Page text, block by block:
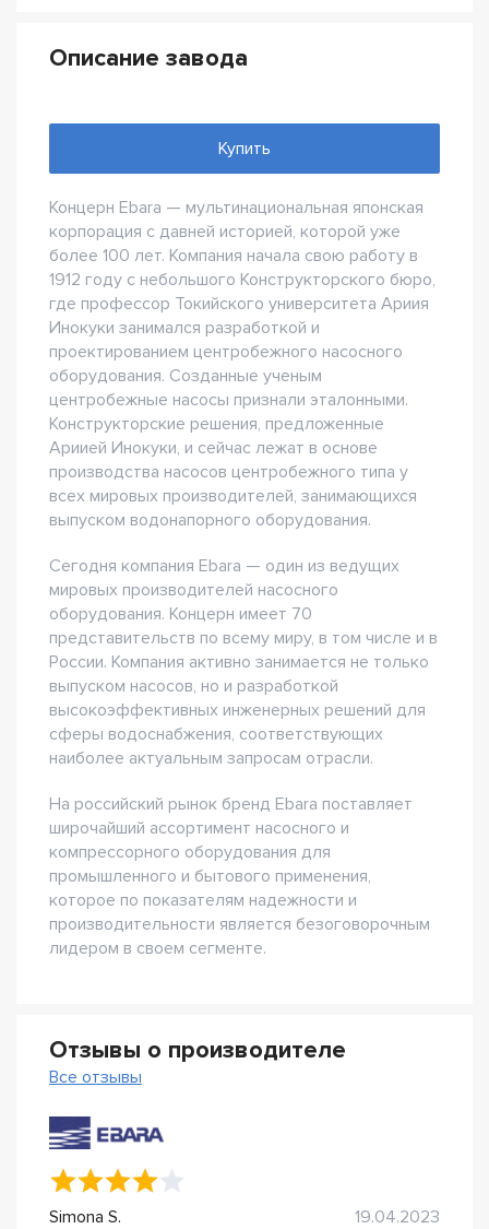
Описание завода
Купить
Концерн Ebara — мультинациональная японская
корпорация с давней историей, которой уже
более 100 лет. Компания начала свою работу в
1912 году с небольшого Конструкторского бюро,
где профессор Токийского университета Ариия
Инокуки занимался разработкой и
проектированием центробежного насосного
оборудования. Созданные ученым
центробежные насосы признали эталонными.
Конструкторские решения, предложенные
Ариией Инокуки, и сейчас лежат в основе
производства насосов центробежного типа у
всех мировых производителей, занимающихся
выпуском водонапорного оборудования.
Сегодня компания Ebara — один из ведущих
мировых производителей насосного
оборудования. Концерн имеет 70
представительств по всему миру, в том числе и в
России. Компания активно занимается не только
выпуском насосов, но и разработкой
высокоэффективных инженерных решений для
сферы водоснабжения, соответствующих
наиболее актуальным запросам отрасли.
На российский рынок бренд Ebara поставляет
широчайший ассортимент насосного и
компрессорного оборудования для
промышленного и бытового применения,
которое по показателям надежности и
производительности является безоговорочным
лидером в своем сегменте.
Отзывы о производителе
Все отзывы
Simona S.
19.04.2023